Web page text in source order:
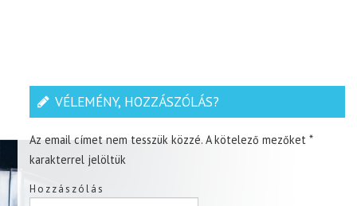
VÉLEMÉNY, HOZZÁSZÓLÁS?
Az email címet nem tesszük közzé. A kötelező mezőket*
karakterrel jelöltük
Hozzászólás